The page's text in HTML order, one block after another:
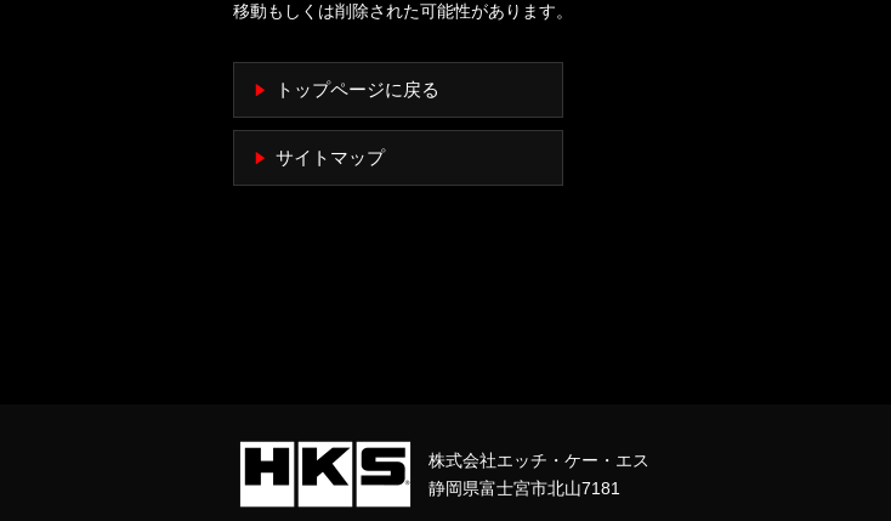
移動もしくは削除された可能性があります。
トップページに戻る
サイトマップ
株式会社エッチ・ケー・エス
静岡県富士宮市北山7181